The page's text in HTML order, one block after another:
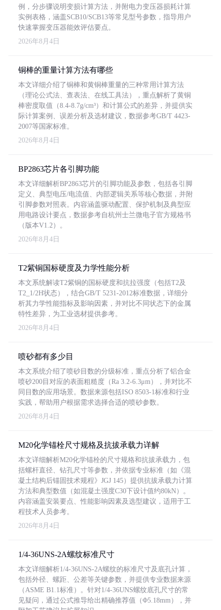
例，分步骤说明变损计算方法，并附电力变压器损耗计算
实例表格，涵盖SCB10/SCB13等常见型号参数，指导用户
快速掌握变压器能效评估要点。
2026年8月4日
铜棒的重量计算方法有哪些
本文详细介绍了铜棒和黄铜棒重量的三种常用计算方法
（理论公式法、查表法、在线工具法），重点解析了黄铜
棒密度取值（8.4-8.7g/cm³）和计算公式的差异，并提供实
际计算案例、误差分析及选材建议，数据参考GB/T 4423-
2007等国家标准。
2026年8月4日
BP2863芯片各引脚功能
本文详细解析BP2863芯片的引脚功能及参数，包括各引脚
定义、典型电压/电流值、内部逻辑关系等核心数据，并附
引脚参数对照表。内容涵盖驱动配置、保护机制及典型应
用电路设计要点，数据参考自杭州士兰微电子官方规格书
（版本V1.2）。
2026年8月4日
T2紫铜国标硬度及力学性能分析
本文系统解读T2紫铜的国标硬度和抗拉强度（包括T2及
T2_1/2H状态），结合GB/T 5231-2012标准数据，详细分
析其力学性能指标及影响因素，并对比不同状态下的金属
特性差异，为工业选材提供参考。
2026年8月4日
喷砂都有多少目
本文系统介绍了喷砂目数的分级标准，重点分析了铝合金
喷砂200目对应的表面粗糙度（Ra 3.2-6.3μm），并对比不
同目数的应用场景。数据来源包括ISO 8503-1标准和行业
实践，帮助用户根据需求选择合适的喷砂参数。
2026年8月4日
M20化学锚栓尺寸规格及抗拔承载力详解
本文详细解析M20化学锚栓的尺寸规格和抗拔承载力，包
括螺杆直径、钻孔尺寸等参数，并依据专业标准（如《混
凝土结构后锚固技术规程》JGJ 145）提供抗拔承载力计算
方法和典型数值（如混凝土强度C30下设计值约80kN）。
内容涵盖安装要点、性能影响因素及选型建议，适用于工
程技术人员参考。
2026年8月4日
1/4-36UNS-2A螺纹标准尺寸
本文详细解析1/4-36UNS-2A螺纹的标准尺寸及底孔计算，
包括外径、螺距、公差等关键参数，并提供专业数据来源
（ASME B1.1标准）。针对1/4-36UNS螺纹底孔尺寸的常
见疑问，通过公式推导给出精确推荐值（Φ5.18mm），并